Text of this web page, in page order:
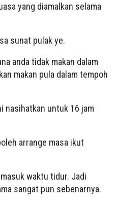
yang diamalkan selama
sunat pulak ye.
anda tidak makan dalam
makan pula dalam tempoh
nasihatkan untuk 16 jam
arrange masa ikut
waktu tidur. Jadi
sangat pun sebenarnya.